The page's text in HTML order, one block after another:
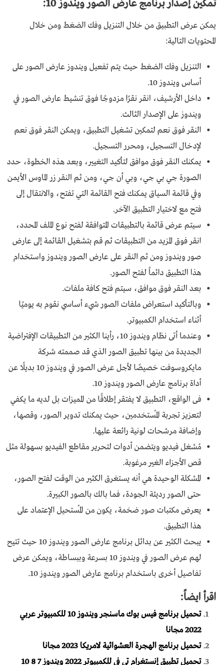
تمكين إصداربرنامج عارض الصور ويندوز 10:
يمكن عرض التطبيق من خلال التنزيل وفك الضغط ومن خلال
المحتويات التالية:
التنزيل وفك الضغط حيث يتم تفعيل ويندوز عارض الصور على
أساس ويندوز 10.
داخل الأرشيف، انقر نقرًا مزدوجًا فوق تنشيط عارض الصور في
ويندوز على الإصدار الثالث.
النقر فوق نعم لتمكين تشغيل التطبيق، ويمكن النقر فوق نعم
لإدخال التسجيل، ومحرر التسجيل.
يمكنك النقر فوق موافق لتأكيد التغيير، وبعد هذه الخطوة، حدد
الصورة جي بي جي، وبي أن جي، ومن ثم النقر زر الماوس الأيمن
وفي قائمة السياق يمكنك فتح القائمة التي تفتح، والانتقال إلى
فتح مع لاختيار التطبيق الآخر.
سيتم عرض قائمة بالتطبيقات المتوافقة لفتح نوع الملف المحدد،
انقر فوق المزيد من التطبيقات ثم قم بتشغيل القائمة إلى عارض
صور ويندوز ومن ثم النقر على عارض الصور ويندوز واستخدام
هذا التطبيق دائماً لفتح الصور.
بعد النقر فوق موافق، سيتم فتح كافة ملفات.
وبالتأكيد استعراض ملفات الصور شيء أساسي نقوم به يوميًا
أثناء استخدام الكمبيوتر.
وعندما أتى نظام ويندوز 10، رأينا الكثير من التطبيقات الإفتراضية
الجديدة من بينها تطبيق الصور الذي قد صممته شركة
مايكروسوفت خصيصًا لأجل عرض الصور في ويندوز 10 بديلًا عن
أداة برنامج عارض الصور ويندوز 10.
فى الواقع، التطبيق لا يفتقر إطلاقًا من المميزات بل لديه ما يكفي
لتعزيز تجربة المُستخدمين، حيث يمكنك تدوير الصور، وقصها،
وإضافة مرشحات لونية رائعة عليها.
مُشغل فيديو ويتضمن أدوات لتحرير مقاطع الفيديو بسهولة مثل
قص الأجزاء الغير مرغوبة.
المشكلة الوحيدة هي أنه يستغرق الكثير من الوقت لفتح الصور،
حتى الصور رديئة الجودة، فما بالك بالصور الكبيرة.
يعرض مكتبات صور ضخمة، يكون من المُستحيل الإعتماد على
هذا التطبيق.
يبحث الكثير عن بدائل برنامج عارض الصور ويندوز 10 حيث تتيح
لهم عرض الصور في ويندوز 10 بسرعة وببساطة، ويمكن عرض
تفاصيل أخرى باستخدام برنامج عارض الصور ويندوز 10.
اقرأ ايضاً:
تحميل برنامج فيس بوك ماسنجر ويندوز 10 للكمبيوتر عربي
2022 مجانا
تحميل برنامج الهجرة العشوائية لامريكا 2023 مجانا
تحميل تطبيق إنستغرام تي في للكمبيوتر 2022 ويندوز 7 8 10